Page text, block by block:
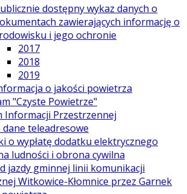
dostępny wykaz danych o
zawierających informację o
i jego ochronie
2017
2018
2019
o jakości powietrza
"Czyste Powietrze"
Informacji Przestrzennej
dane teleadresowe
o wypłatę dodatku elektrycznego
ludności i obrona cywilna
jazdy gminnej linii komunikacji
Witkowice-Kłomnice przez Garnek